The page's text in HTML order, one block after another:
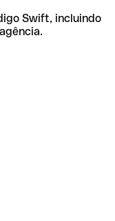
Swift, incluindo